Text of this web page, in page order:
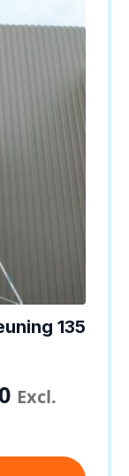
135
Excl.